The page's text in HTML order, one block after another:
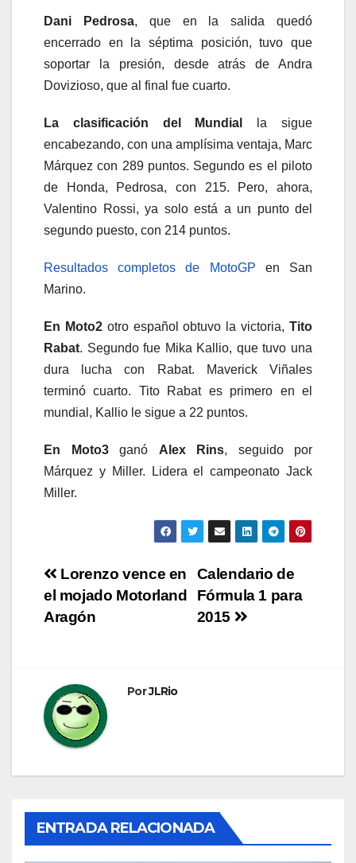
Dani Pedrosa, que en la salida quedó
encerrado en la séptima posición, tuvo que
soportar la presión, desde atrás de Andra
Dovizioso, que al final fue cuarto.
La clasificación del Mundial
la sigue
encabezando, con una amplísima ventaja, Marc
Márquez con 289 puntos. Segundo es el piloto
de Honda, Pedrosa, con 215. Pero, ahora,
Valentino Rossi, ya solo está a un punto del
segundo puesto, con 214 puntos.
Resultados completos de MotoGP en San
Marino.
En Moto2otro español obtuvo la victoria,Tito
Rabat. Segundo fue Mika Kallio, que tuvo una
dura lucha con Rabat. Maverick Viñales
terminó cuarto. Tito Rabat es primero en el
mundial, Kallio le sigue a 22 puntos.
En Moto3ganó Alex Rins, seguido por
Márquez y Miller. Lidera el campeonato Jack
Miller.
Navegación
de
Calendario de
Fórmula 1 para
2015
Lorenzo vence en
el mojado Motorland
Aragón
PorJLRio
ENTRADA RELACIONADA